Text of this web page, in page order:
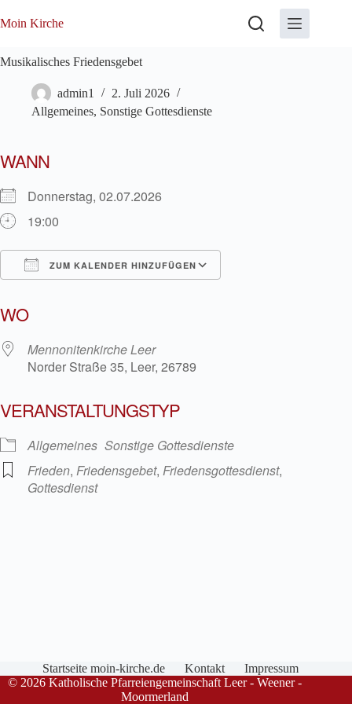
Inhalt
Moin Kirche
Musikalisches Friedensgebet
admin1
2. Juli 2026
Allgemeines, Sonstige Gottesdienste
WANN
Donnerstag, 02.07.2026
19:00
ZUM KALENDER HINZUFÜGEN
WO
Mennonitenkirche Leer
Norder Straße 35, Leer, 26789
VERANSTALTUNGSTYP
Allgemeines Sonstige Gottesdienste
Frieden, Friedensgebet, Friedensgottesdienst,
Gottesdienst
Startseite moin-kirche.de Kontakt
Impressum
© 2026 Katholische Pfarreiengemeinschaft Leer - Weener -
Moormerland